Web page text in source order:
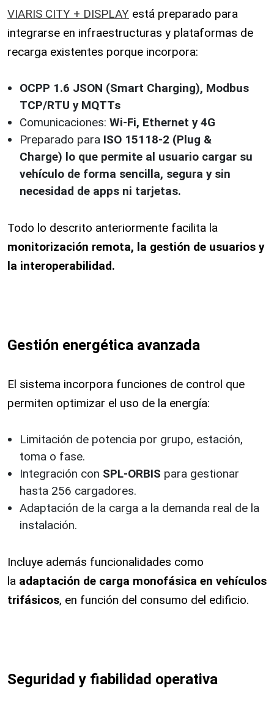
VIARIS CITY + DISPLAY está preparado para
integrarse en infraestructuras y plataformas de
recarga existentes porque incorpora:
OCPP 1.6 JSON (Smart Charging), Modbus
TCP/RTU y MQTTs
Comunicaciones: Wi-Fi, Ethernet y 4G
Preparado para ISO 15118-2 (Plug &
Charge) lo que permite al usuario cargar su
vehículo de forma sencilla, segura y sin
necesidad de apps ni tarjetas.
Todo lo descrito anteriormente facilita la
monitorización remota, la gestión de usuarios y
la interoperabilidad.
Gestión energética avanzada
El sistema incorpora funciones de control que
permiten optimizar el uso de la energía:
Limitación de potencia por grupo, estación,
toma o fase.
Integración con SPL-ORBIS para gestionar
hasta 256 cargadores.
Adaptación de la carga a la demanda real de la
instalación.
Incluye además funcionalidades como
la adaptación de carga monofásica en vehículos
trifásicos, en función del consumo del edificio.
Seguridad y fiabilidad operativa